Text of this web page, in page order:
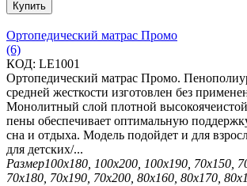
Купить
Ортопедический матрас Промо
(6)
КОД: LE1001
Ортопедический матрас Промо.
средней жесткости изготовлен без
Монолитный слой плотной
пены обеспечивает оптимальную
сна и отдыха. Модель подойдет и для
для детских/...
Размер100х180, 100х200, 100х190, 70х150,
70х180, 70х190, 70х200, 80х160, 80х170,